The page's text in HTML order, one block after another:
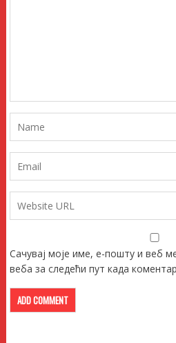
Сачувај моје име, е-пошту и веб
веба за следећи пут када